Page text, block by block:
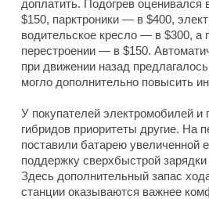
доплатить. Подогрев оценивался
$150, парктроники — в $400,
водительское кресло — в $300, а
перестроении — в $150.
при движении назад
могло дополнительно повысить
У покупателей электромобилей и
гибридов приоритеты другие. На
поставили батарею увеличенной
поддержку сверхбыстрой
Здесь дополнительный запас
станции оказываются важнее